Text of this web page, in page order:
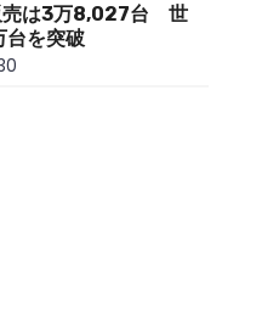
売は3万8,027台 世
台を突破